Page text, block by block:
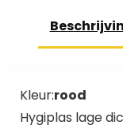
Kleur:rood
Hygiplas lage